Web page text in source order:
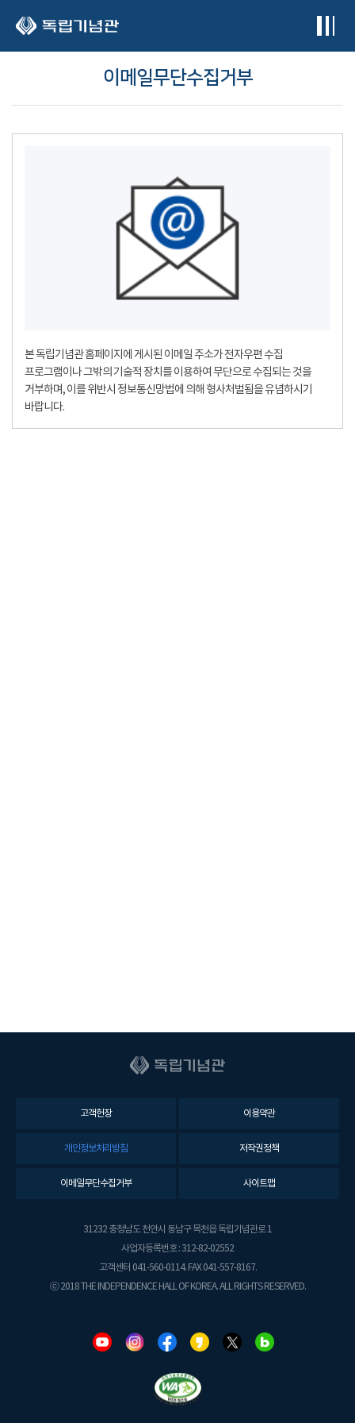
이메일무단수집거부
본 독립기념관 홈페이지에 게시된 이메일 주소가 전자우편 수집
프로그램이나 그밖의 기술적 장치를 이용하여 무단으로 수집되는 것을
거부하며, 이를 위반시 정보통신망법에 의해 형사처벌됨을 유념하시기
바랍니다.
고객헌장 이용약관
개인정보처리방침 저작권정책
이메일무단수집거부 사이트맵
31232 충청남도 천안시 동남구 목천읍 독립기념관로 1
사업자등록번호 : 312-82-02552
고객센터 041-560-0114. FAX 041-557-8167.
ⓒ 2018 THE INDEPENDENCE HALL OF KOREA. ALL RIGHTS RESERVED.